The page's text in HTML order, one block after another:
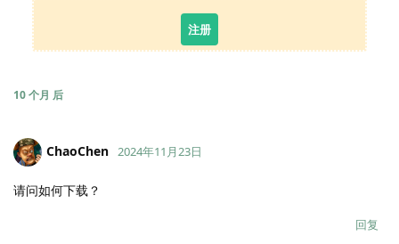
注册
10 个月 后
ChaoChen 2024年11月23日
请问如何下载？
回复